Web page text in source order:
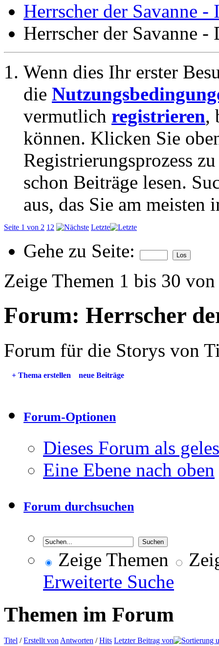
Herrscher der Savanne
Herrscher der Savanne -
Wenn dies Ihr erster
die
vermutlich registrieren,
können. Klicken Sie
Registrierungsprozess
schon Beiträge lesen.
aus, das Sie am meisten
Seite 1 von 2 1 2 Letzte
Gehe zu Seite:
Zeige Themen 1 bis 30
Forum: Herrscher
Forum für die Storys von
+ Thema erstellen neue Beiträge
Forum-Optionen
Dieses Forum als
Eine Ebene nach oben
Forum durchsuchen
Zeige Themen
Erweiterte Suche
Themen im Forum
Titel /Erstellt von Antworten /Hits Letzter Beitrag von